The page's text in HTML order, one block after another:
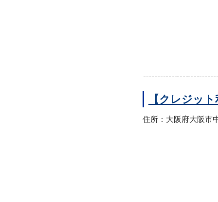
【クレジッ
住所：大阪府大阪市